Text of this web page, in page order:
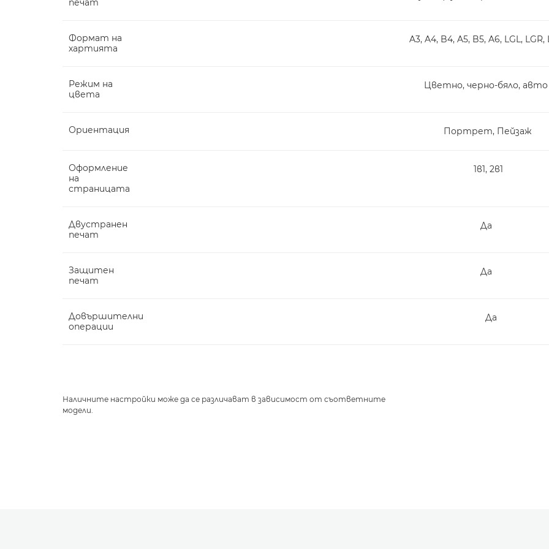
печат
Формат на
хартията
A3, A4, B4, A5, B5, A6, LGL, LGR,
Режим на
цвета
Цветно, черно-бяло, авто
Ориентация Портрет, Пейзаж
Оформление
на
страницата
1в1, 2в1
Двустранен
печат
Да
Защитен
печат
Да
Довършителни
операции
Да
Наличните настройки може да се различават в зависимост от съответните
модели.